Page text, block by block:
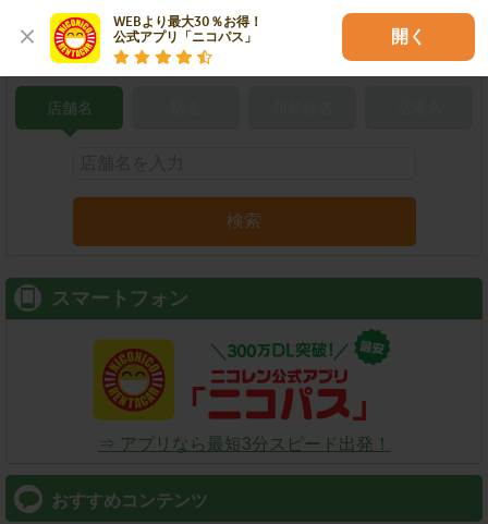
WEBより最大30％お得！
公式アプリ「ニコパス」
開く
こだわり条件で検索
店舗名
検索
スマートフォン
⇒ アプリなら最短3分スピード出発！
おすすめコンテンツ